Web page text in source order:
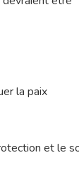
la paix
et le